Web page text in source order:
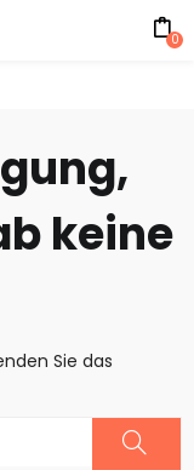
0
keine
Sie das